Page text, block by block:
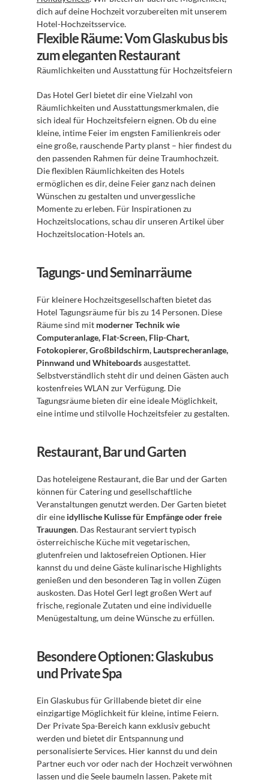
dich auf deine Hochzeit vorzubereiten mit unserem
Hotel-Hochzeitsservice.
Flexible Räume: Vom Glaskubus bis
zum eleganten Restaurant
Das Hotel Gerl bietet dir eine Vielzahl von
Räumlichkeiten und Ausstattungsmerkmalen, die
sich ideal für Hochzeitsfeiern eignen. Ob du eine
kleine, intime Feier im engsten Familienkreis oder
eine große, rauschende Party planst – hier findest du
den passenden Rahmen für deine Traumhochzeit.
Die flexiblen Räumlichkeiten des Hotels
ermöglichen es dir, deine Feier ganz nach deinen
Wünschen zu gestalten und unvergessliche
Momente zu erleben. Für Inspirationen zu
Hochzeitslocations, schau dir unseren Artikel über
Hochzeitslocation-Hotels an.
Tagungs- und Seminarräume
Für kleinere Hochzeitsgesellschaften bietet das
Hotel Tagungsräume für bis zu 14 Personen. Diese
Räume sind mit moderner Technik wie
Computeranlage, Flat-Screen, Flip-Chart,
Fotokopierer, Großbildschirm, Lautsprecheranlage,
Pinnwand und Whiteboards ausgestattet.
Selbstverständlich steht dir und deinen Gästen auch
kostenfreies WLAN zur Verfügung. Die
Tagungsräume bieten dir eine ideale Möglichkeit,
eine intime und stilvolle Hochzeitsfeier zu gestalten.
Restaurant, Bar und Garten
Das hoteleigene Restaurant, die Bar und der Garten
können für Catering und gesellschaftliche
Veranstaltungen genutzt werden. Der Garten bietet
dir eine idyllische Kulisse für Empfänge oder freie
Trauungen. Das Restaurant serviert typisch
österreichische Küche mit vegetarischen,
glutenfreien und laktosefreien Optionen. Hier
kannst du und deine Gäste kulinarische Highlights
genießen und den besonderen Tag in vollen Zügen
auskosten. Das Hotel Gerl legt großen Wert auf
frische, regionale Zutaten und eine individuelle
Menügestaltung, um deine Wünsche zu erfüllen.
Besondere Optionen: Glaskubus
und Private Spa
Ein Glaskubus für Grillabende bietet dir eine
einzigartige Möglichkeit für kleine, intime Feiern.
Der Private Spa-Bereich kann exklusiv gebucht
werden und bietet dir Entspannung und
personalisierte Services. Hier kannst du und dein
Partner euch vor oder nach der Hochzeit verwöhnen